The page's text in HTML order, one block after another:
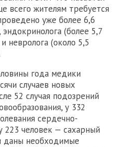
всего жителям требуется
уже более 6,6
(более 5,7
невролога (около 5,5
года медики
случаев новых
52 случая подозрений
у 332
сердечно-
223 человек — сахарный
даны необходимые